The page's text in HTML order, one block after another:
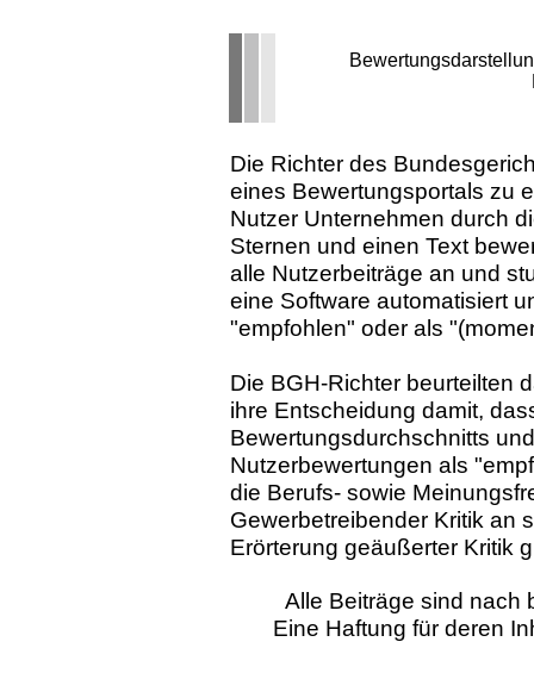
Die Richter des
eines Bewertungsportals zu
Nutzer Unternehmen durch
Sternen und einen Text
alle Nutzerbeiträge an und
eine Software automatisiert
"empfohlen" oder als
Die BGH-Richter beurteilten
ihre Entscheidung damit,
Bewertungsdurchschnitts
Nutzerbewertungen als
die Berufs- sowie
Gewerbetreibender Kritik an
Erörterung geäußerter Kritik
Alle Beiträge sind nach
Eine Haftung für deren